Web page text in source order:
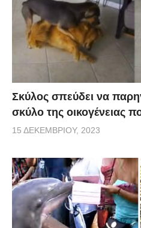
Σκύλος σπεύδει να
σκύλο της οικογένειας
15 ΔΕΚΕΜΒΡΊΟΥ, 2023